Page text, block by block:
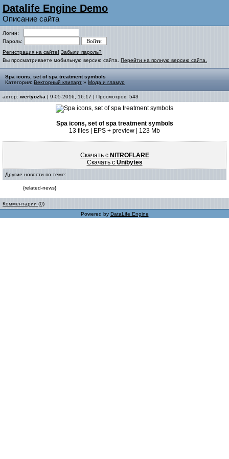
Datalife Engine Demo
Описание сайта
Логин:
Пароль:
Регистрация на сайте! Забыли пароль?
Вы просматриваете мобильную версию сайта. Перейти на полную версию сайта.
Spa icons, set of spa treatment symbols
Категория: Векторный клипарт » Мода и гламур
автор: wertyozka | 9-05-2016, 16:17 | Просмотров: 543
Spa icons, set of spa treatment symbols
13 files | EPS + preview | 123 Mb
Скачать с NITROFLARE
Скачать с Unibytes
Другие новости по теме:
{related-news}
Комментарии (0)
Powered by DataLife Engine